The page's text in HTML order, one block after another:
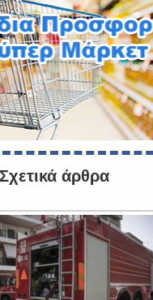
Σχετικά άρθρα